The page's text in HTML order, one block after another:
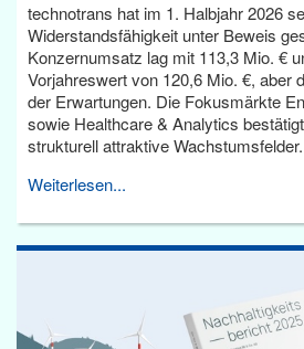
technotrans hat im 1. Halbjahr 2026
Widerstandsfähigkeit unter Beweis
Konzernumsatz lag mit 113,3 Mio. €
Vorjahreswert von 120,6 Mio. €, aber
der Erwartungen. Die Fokusmärkte
sowie Healthcare & Analytics
strukturell attraktive Wachstumsfelder.
Weiterlesen...